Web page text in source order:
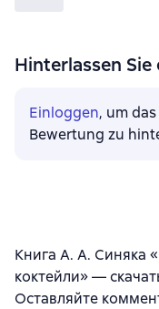
Hinterlassen
Einloggen, um
Bewertung zu
Книга А. А. Синяка
коктейли» —
Оставляйте